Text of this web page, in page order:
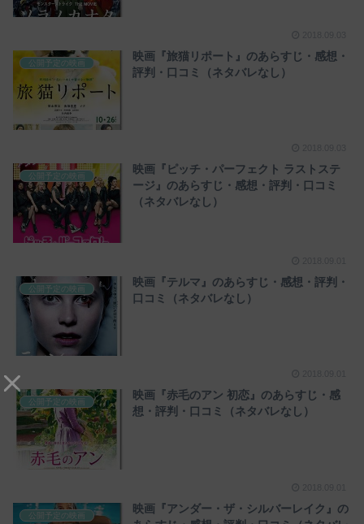
公開予定の映画
映画『旅猫リポート』のあらすじ・感想・
評判・口コミ（ネタバレなし）
公開予定の映画
映画『ピッチ・パーフェクト ラストステ
ージ』のあらすじ・感想・評判・口コミ
（ネタバレなし）
公開予定の映画
映画『テルマ』のあらすじ・感想・評判・
口コミ（ネタバレなし）
公開予定の映画
映画『赤毛のアン 初恋』のあらすじ・感
想・評判・口コミ（ネタバレなし）
公開予定の映画
映画『アンダー・ザ・シルバーレイク』の